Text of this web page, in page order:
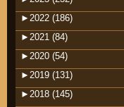
► 2022 (186)
► 2021 (84)
► 2020 (54)
► 2019 (131)
► 2018 (145)